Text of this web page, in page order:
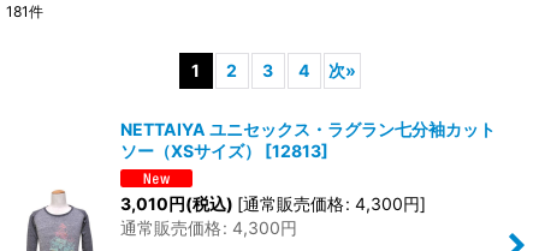
並び順:
181件
1 2 3 4 次»
NETTAIYA ユニセックス・ラグラン七分袖カット
ソー（XSサイズ）
[12813]
3,010円(税込) [通常販売価格: 4,300円]
通常販売価格: 4,300円